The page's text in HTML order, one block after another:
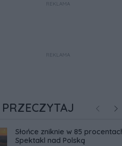
REKLAMA
REKLAMA
PRZECZYTAJ
Słońce zniknie w 85
Spektakl nad Polską